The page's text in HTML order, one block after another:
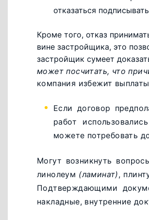
отказаться
Кроме того, отказ
вине застройщика, это
застройщик сумеет
может посчитать, что
компания избежит
Если договор
работ
можете потребовать
Могут возникнуть
линолеум (ламинат),
Подтверждающими
накладные, внутренние